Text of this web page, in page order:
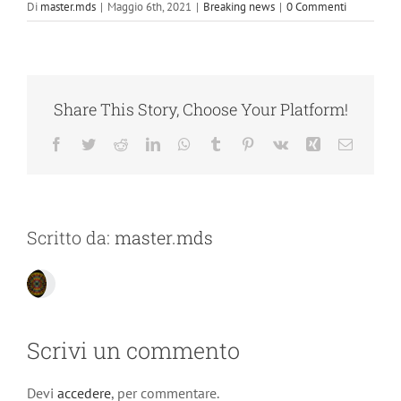
Di master.mds | Maggio 6th, 2021 | Breaking news | 0 Commenti
Share This Story, Choose Your Platform!
Facebook
TwitterRedditLinkedInWhatsApp
Tumblr Pinterest
Vk Xing Email
Scritto da: master.mds
Scrivi un commento
Devi accedere, per commentare.